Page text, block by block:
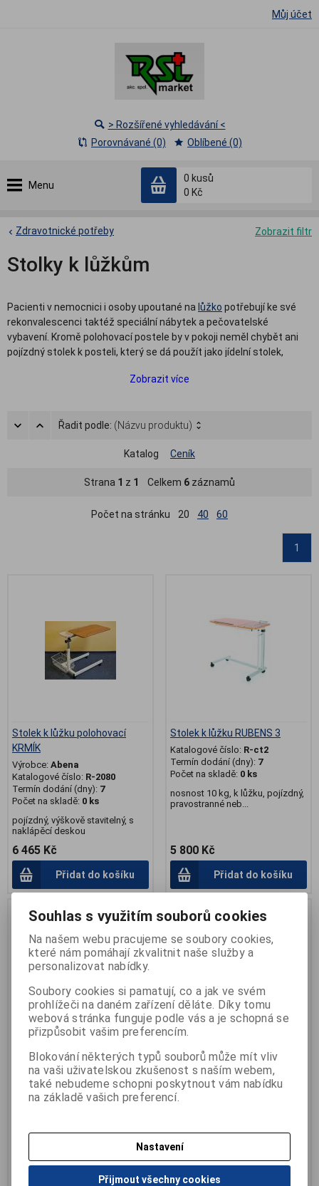
Můj účet
Menu
0 kusů
0 Kč
> Rozšířené vyhledávání <
Porovnávané (0)
Oblíbené (0)
Zobrazit filtr
Zdravotnické potřeby
Stolky k lůžkům
Pacienti v nemocnici i osoby upoutané na lůžko potřebují ke své
rekonvalescenci taktéž speciální nábytek a pečovatelské
vybavení. Kromě polohovací postele by v pokoji neměl chybět ani
pojízdný stolek k posteli, který se dá použít jako jídelní stolek,
stolky k lůžku se vyznačují pevnou konstrukcí opatřenou kolečky,
Většina modelů zdravotních stolků k lůžku umožňuje také nastavit
aktuální poloze pacienta. V našem sortimentu naleznete pojízdné
postele, které se umisťují přímo na lůžko.
Zobrazit více
Řadit podle: (Názvu produktu)
Katalog Ceník
Strana 1 z 1 Celkem 6 záznamů
Počet na stránku 20 40 60
1
Stolek k lůžku polohovací
KRMÍK
Výrobce: Abena
Katalogové číslo: R-2080
Termín dodání (dny): 7
Počet na skladě: 0 ks
pojízdný, výškově stavitelný, s
naklápěcí deskou
6 465 Kč
Přidat do košíku
Stolek k lůžku RUBENS 3
Katalogové číslo: R-ct2
Termín dodání (dny): 7
Počet na skladě: 0 ks
nosnost 10 kg, k lůžku, pojízdný,
pravostranné neb...
5 800 Kč
Přidat do košíku
Stolek k lůžku RUBENS 9
Katalogové číslo:R-rubens9
Záruka (měsíců):24
Termín dodání (dny):7
Přidat do košíku
.
Stolek k lůžku servírovací
5710
Katalogové číslo: R-5710
Termín dodání (dny):
nosnost 15kg, pracovní, pojízdný
4 750 Kč
Přidat do košíku
Souhlas s využitím souborů cookies
Na našem webu pracujeme se soubory cookies,
které nám pomáhají zkvalitnit naše služby a
personalizovat nabídky.
Soubory cookies si pamatují, co a jak ve svém
prohlížeči na daném zařízení děláte. Díky tomu
webová stránka funguje podle vás a je schopná se
přizpůsobit vašim preferencím.
Blokování některých typů souborů může mít vliv
na vaši uživatelskou zkušenost s naším webem,
také nebudeme schopni poskytnout vám nabídku
na základě vašich preferencí.
Nastavení
Přijmout všechny cookies